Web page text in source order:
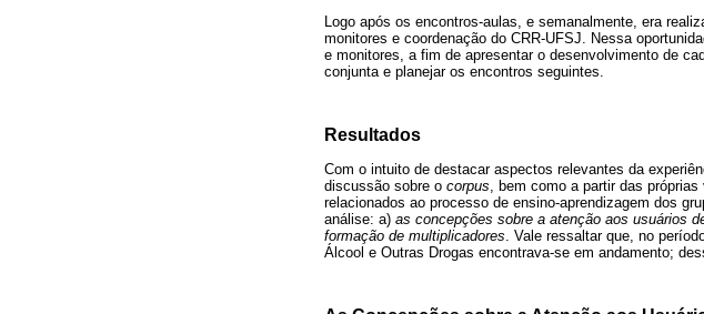
Logo após os encontros-aulas, e semanalmente, era
monitores e coordenação do CRR-UFSJ. Nessa
e monitores, a fim de apresentar o desenvolvimento de
conjunta e planejar os encontros seguintes.
Resultados
Com o intuito de destacar aspectos relevantes da
discussão sobre o corpus , bem como a partir das
relacionados ao processo de ensino-aprendizagem dos
análise: a) as concepções sobre a atenção aos usuários
formação de multiplicadores . Vale ressaltar que, no
Álcool e Outras Drogas encontrava-se em andamento;